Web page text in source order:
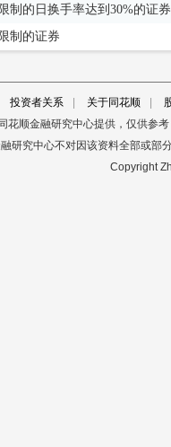
制的日换手率达到30%的证券
制的证券
投资者关系 关于同花顺
花顺金融研究中心提供，仅供参
研究中心不对因该资料全部或部
Copyright